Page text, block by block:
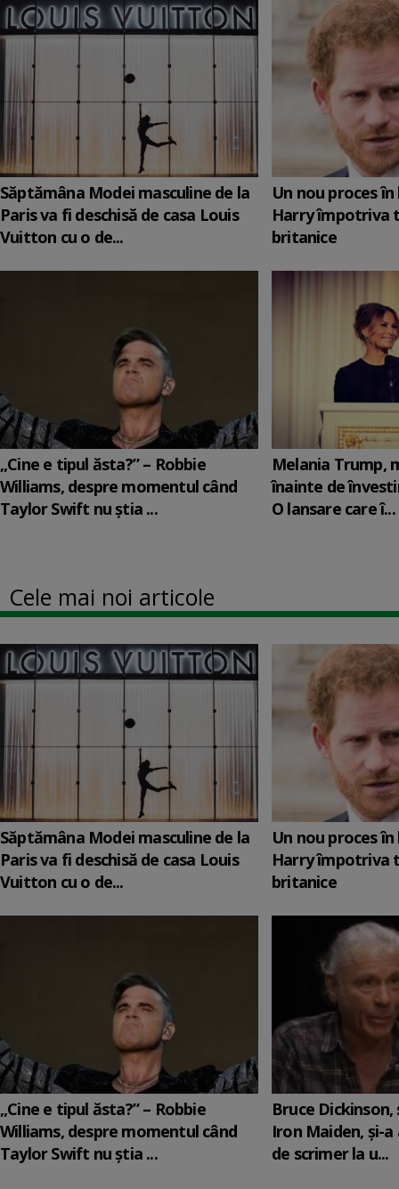
Săptămâna Modei masculine de la
Paris va fi deschisă de casa Louis
Vuitton cu o de...
Un nou proces
Harry împotriva
britanice
„Cine e tipul ăsta?” – Robbie
Williams, despre momentul când
Taylor Swift nu știa ...
Melania Trump,
înainte de
O lansare care î...
Cele mai noi articole
Săptămâna Modei masculine de la
Paris va fi deschisă de casa Louis
Vuitton cu o de...
Un nou proces
Harry împotriva
britanice
„Cine e tipul ăsta?” – Robbie
Williams, despre momentul când
Taylor Swift nu știa ...
Bruce
Iron Maiden, şi-
de scrimer la u...